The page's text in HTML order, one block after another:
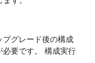
グレード後の構成
必要です。 構成実行